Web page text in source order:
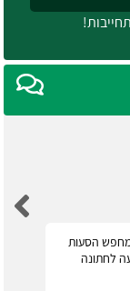
הסעות
לחתונה